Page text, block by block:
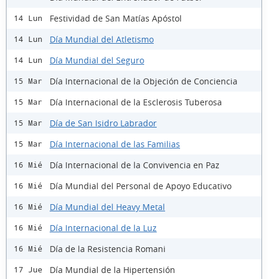
14 Lun Festividad de San Matías Apóstol
14 Lun Día Mundial del Atletismo
14 Lun Día Mundial del Seguro
15 Mar Día Internacional de la Objeción de Conciencia
15 Mar Día Internacional de la Esclerosis Tuberosa
15 Mar Día de San Isidro Labrador
15 Mar Día Internacional de las Familias
16 Mié Día Internacional de la Convivencia en Paz
16 Mié Día Mundial del Personal de Apoyo Educativo
16 Mié Día Mundial del Heavy Metal
16 Mié Día Internacional de la Luz
16 Mié Día de la Resistencia Romani
17 Jue Día Mundial de la Hipertensión